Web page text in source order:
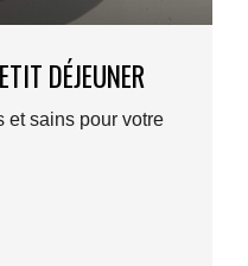
DÉJEUNER
et sains pour votre